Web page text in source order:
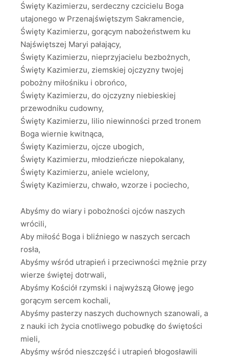
Święty Kazimierzu, serdeczny czcicielu Boga
utajonego w Przenajświętszym Sakramencie,
Święty Kazimierzu, gorącym nabożeństwem ku
Najświętszej Maryi pałający,
Święty Kazimierzu, nieprzyjacielu bezbożnych,
Święty Kazimierzu, ziemskiej ojczyzny twojej
pobożny miłośniku i obrońco,
Święty Kazimierzu, do ojczyzny niebieskiej
przewodniku cudowny,
Święty Kazimierzu, lilio niewinności przed tronem
Boga wiernie kwitnąca,
Święty Kazimierzu, ojcze ubogich,
Święty Kazimierzu, młodzieńcze niepokalany,
Święty Kazimierzu, aniele wcielony,
Święty Kazimierzu, chwało, wzorze i pociecho,
Abyśmy do wiary i pobożności ojców naszych
wrócili,
Aby miłość Boga i bliźniego w naszych sercach
rosła,
Abyśmy wśród utrapień i przeciwności mężnie przy
wierze świętej dotrwali,
Abyśmy Kościół rzymski i najwyższą Głowę jego
gorącym sercem kochali,
Abyśmy pasterzy naszych duchownych szanowali, a
z nauki ich życia cnotliwego pobudkę do świętości
mieli,
Abyśmy wśród nieszczęść i utrapień błogosławili